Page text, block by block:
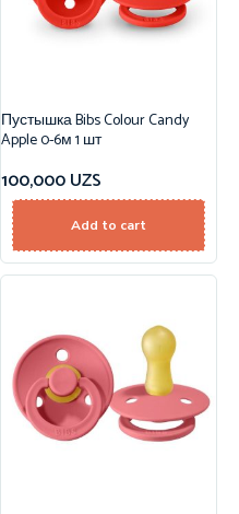
Пустышка Bibs Colour Candy
Apple 0-6м 1 шт
100,000UZS
Add to cart